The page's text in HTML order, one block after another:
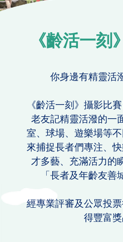
《齡活一刻
你身邊有精靈活
《齡活一刻》攝影比
老友記精靈活潑的一
室、球場、遊樂場等
來捕捉長者們專注、
才多藝、充滿活力的
「長者及年齡友善
經專業評審及公眾投
得豐富獎